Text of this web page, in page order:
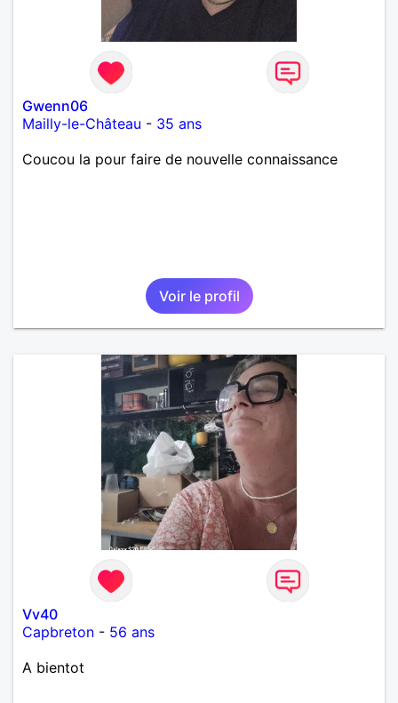
Gwenn06
Mailly-le-Château - 35 ans
Coucou la pour faire de nouvelle connaissance
Voir le profil
Vv40
Capbreton - 56 ans
A bientot